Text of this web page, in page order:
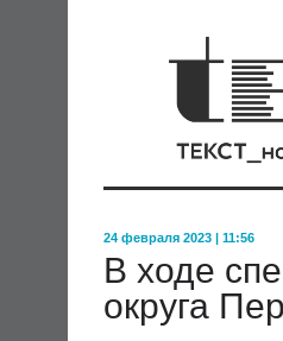
24 февраля 2023 | 11:56
В ходе
округа